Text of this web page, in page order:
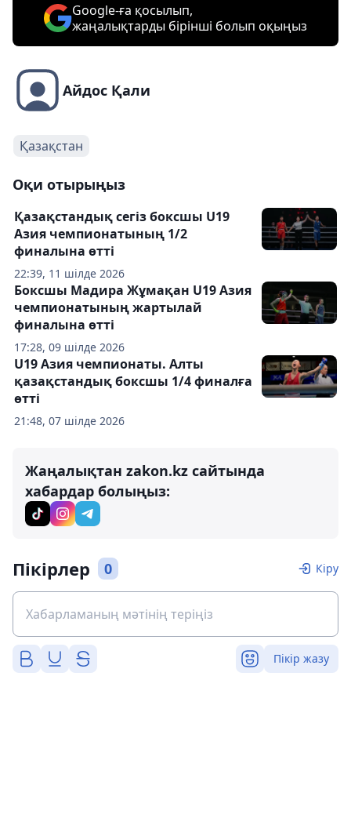
Google-ға қосылып,
жаңалықтарды бірінші болып оқыңыз
Айдос Қали
Қазақстан
Оқи отырыңыз
22:39, 11 шілде 2026
Қазақстандық сегіз боксшы U19
Азия чемпионатының 1/2
финалына өтті
17:28, 09 шілде 2026
Боксшы Мадира Жұмақан U19 Азия
чемпионатының жартылай
финалына өтті
21:48, 07 шілде 2026
U19 Азия чемпионаты. Алты
қазақстандық боксшы 1/4 финалға
өтті
Жаңалықтан zakon.kz сайтында
хабардар болыңыз:
Пікірлер 0 Кіру
Пікір жазу